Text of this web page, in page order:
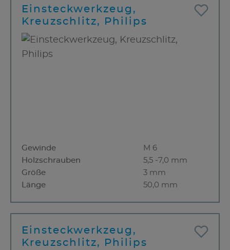
Einsteckwerkzeug,
Kreuzschlitz, Philips
Gewinde
M 6
Holzschrauben
5,5 -7,0 mm
Größe
3 mm
Länge
50,0 mm
Einsteckwerkzeug,
Kreuzschlitz, Philips